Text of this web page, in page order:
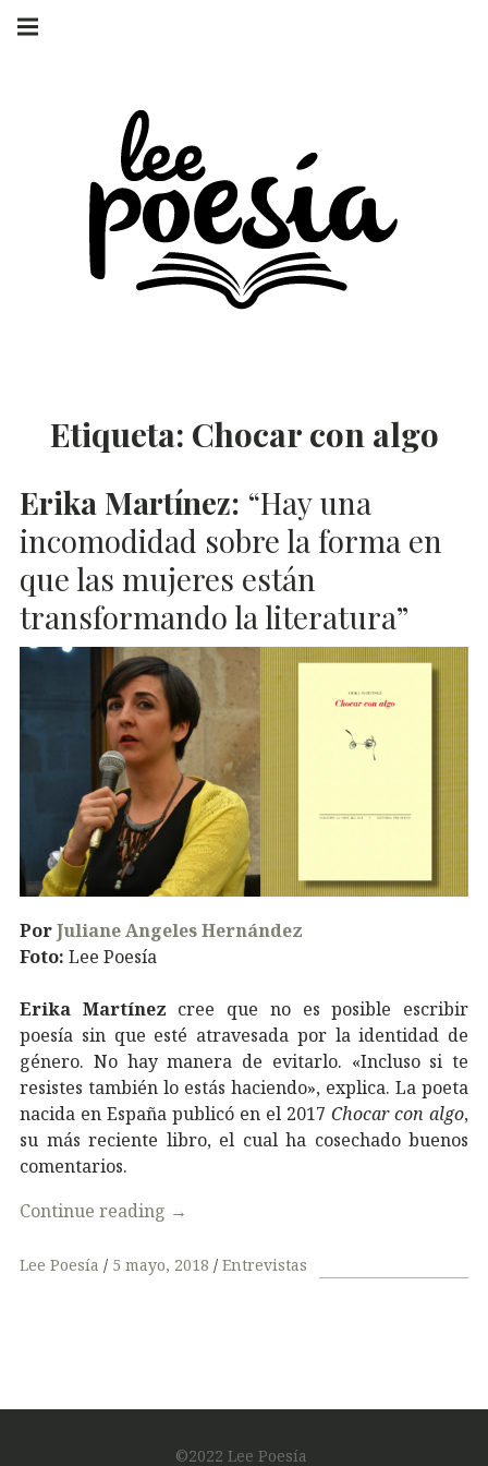
Skip
navigation
Etiqueta: Chocar con algo
Erika Martínez: “Hay una
incomodidad sobre la forma en
que las mujeres están
transformando la literatura”
PorJuliane Angeles Hernández
Foto: Lee Poesía
Erika Martínez cree que no es posible escribir
poesía sin que esté atravesada por la identidad de
género. No hay manera de evitarlo. «Incluso si te
resistes también lo estás haciendo», explica. La poeta
nacida en España publicó en el 2017 Chocar con algo,
su más reciente libro, el cual ha cosechado buenos
comentarios.
Continue reading →
Lee Poesía 5 mayo, 2018 Entrevistas
©2022 Lee Poesía